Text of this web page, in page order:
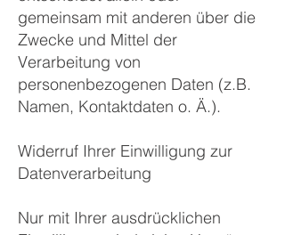
gemeinsam mit anderen über die
Zwecke und Mittel der
Verarbeitung von
personenbezogenen Daten (z.B.
Namen, Kontaktdaten o. Ä.).
Widerruf Ihrer Einwilligung zur
Datenverarbeitung
Nur mit Ihrer ausdrücklichen